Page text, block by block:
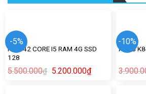
-5%
HP G42 CORE I5 RAM 4G SSD
128
5.500.000₫ 5.200.000₫
-10%
ASUS